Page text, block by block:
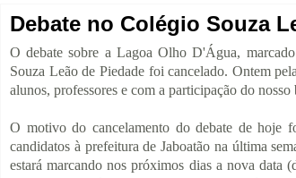
Debate no Colégio Souza
O debate sobre a Lagoa Olho D'Água,
Souza Leão de Piedade foi cancelado. Ontem
alunos, professores e com a participação do nosso
O motivo do cancelamento do debate de hoje
candidatos à prefeitura de Jaboatão na última
estará marcando nos próximos dias a nova data